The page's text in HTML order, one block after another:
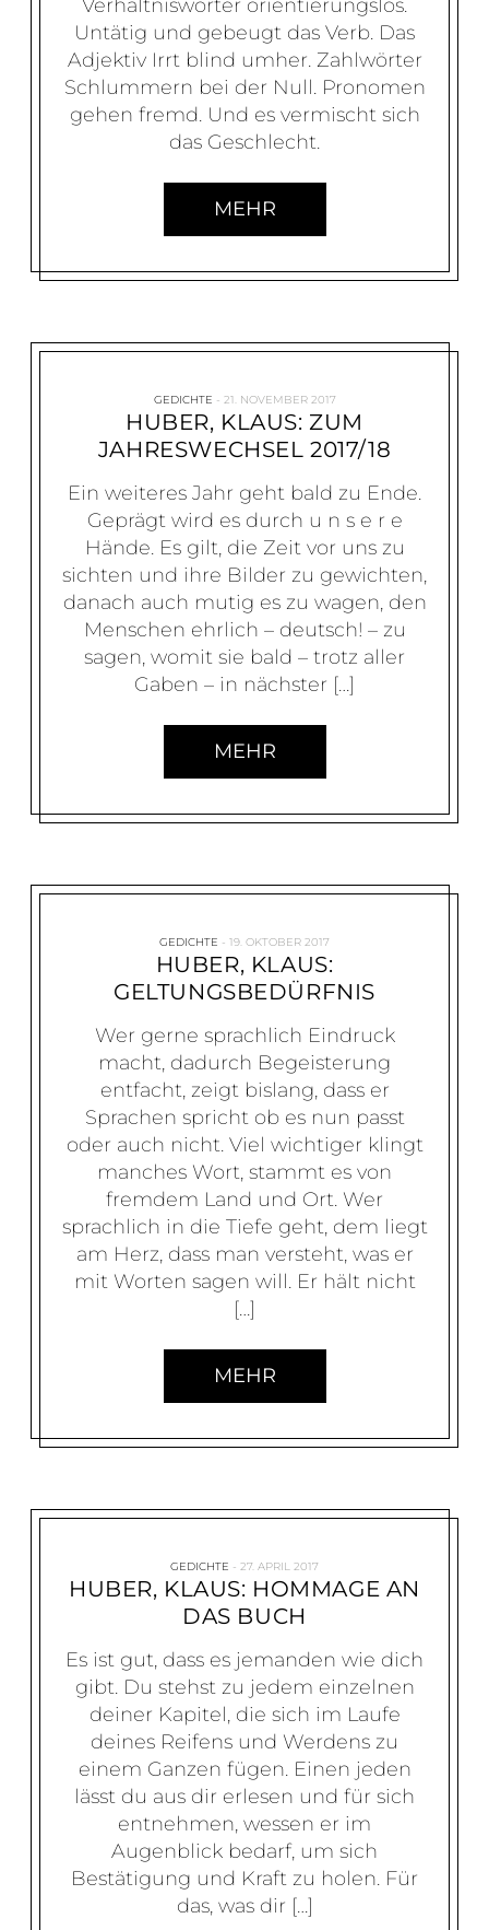
Verhältniswörter orientierungslos.
Untätig und gebeugt das Verb. Das
Adjektiv Irrt blind umher. Zahlwörter
Schlummern bei der Null. Pronomen
gehen fremd. Und es vermischt sich
das Geschlecht.
MEHR
GEDICHTE 21. NOVEMBER 2017
HUBER, KLAUS: ZUM
JAHRESWECHSEL 2017/18
Ein weiteres Jahr geht bald zu Ende.
Geprägt wird es durch u n s e r e
Hände. Es gilt, die Zeit vor uns zu
sichten und ihre Bilder zu gewichten,
danach auch mutig es zu wagen, den
Menschen ehrlich – deutsch! – zu
sagen, womit sie bald – trotz aller
Gaben – in nächster […]
MEHR
GEDICHTE 19. OKTOBER 2017
HUBER, KLAUS:
GELTUNGSBEDÜRFNIS
Wer gerne sprachlich Eindruck
macht, dadurch Begeisterung
entfacht, zeigt bislang, dass er
Sprachen spricht ob es nun passt
oder auch nicht. Viel wichtiger klingt
manches Wort, stammt es von
fremdem Land und Ort. Wer
sprachlich in die Tiefe geht, dem liegt
am Herz, dass man versteht, was er
mit Worten sagen will. Er hält nicht
[…]
MEHR
GEDICHTE 27. APRIL 2017
HUBER, KLAUS: HOMMAGE AN
DAS BUCH
Es ist gut, dass es jemanden wie dich
gibt. Du stehst zu jedem einzelnen
deiner Kapitel, die sich im Laufe
deines Reifens und Werdens zu
einem Ganzen fügen. Einen jeden
lässt du aus dir erlesen und für sich
entnehmen, wessen er im
Augenblick bedarf, um sich
Bestätigung und Kraft zu holen. Für
das, was dir […]